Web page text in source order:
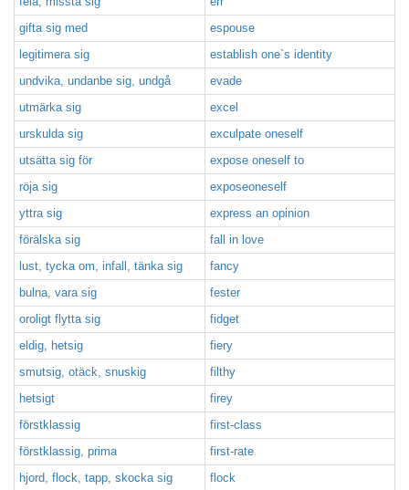
gifta sig med
espouse
legitimera sig
establish one`s identity
undvika, undanbe sig, undgå
evade
utmärka sig
excel
urskulda sig
exculpate oneself
utsätta sig för
expose oneself to
röja sig
exposeoneself
yttra sig
express an opinion
förälska sig
fall in love
lust, tycka om, infall, tänka sig
fancy
bulna, vara sig
fester
oroligt flytta sig
fidget
eldig, hetsig
fiery
smutsig, otäck, snuskig
filthy
hetsigt
firey
förstklassig
first-class
förstklassig, prima
first-rate
hjord, flock, tapp, skocka sig
flock